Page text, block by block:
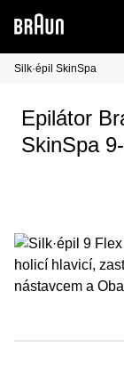
Silk·épil SkinSpa
Epilátor
SkinSpa